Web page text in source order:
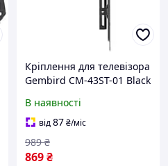
Кріплення для телевізора
Gembird CM-43ST-01 Black
В наявності
від87₴/міс
869₴
989 ₴